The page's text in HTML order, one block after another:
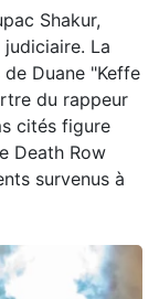
Shakur,
judiciaire. La
Duane "Keffe
du rappeur
cités figure
Death Row
survenus à